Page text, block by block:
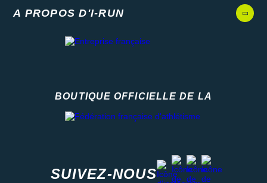
A PROPOS D'I-RUN
BOUTIQUE OFFICIELLE DE LA
SUIVEZ-NOUS
instagram
facebook
stravayoutube